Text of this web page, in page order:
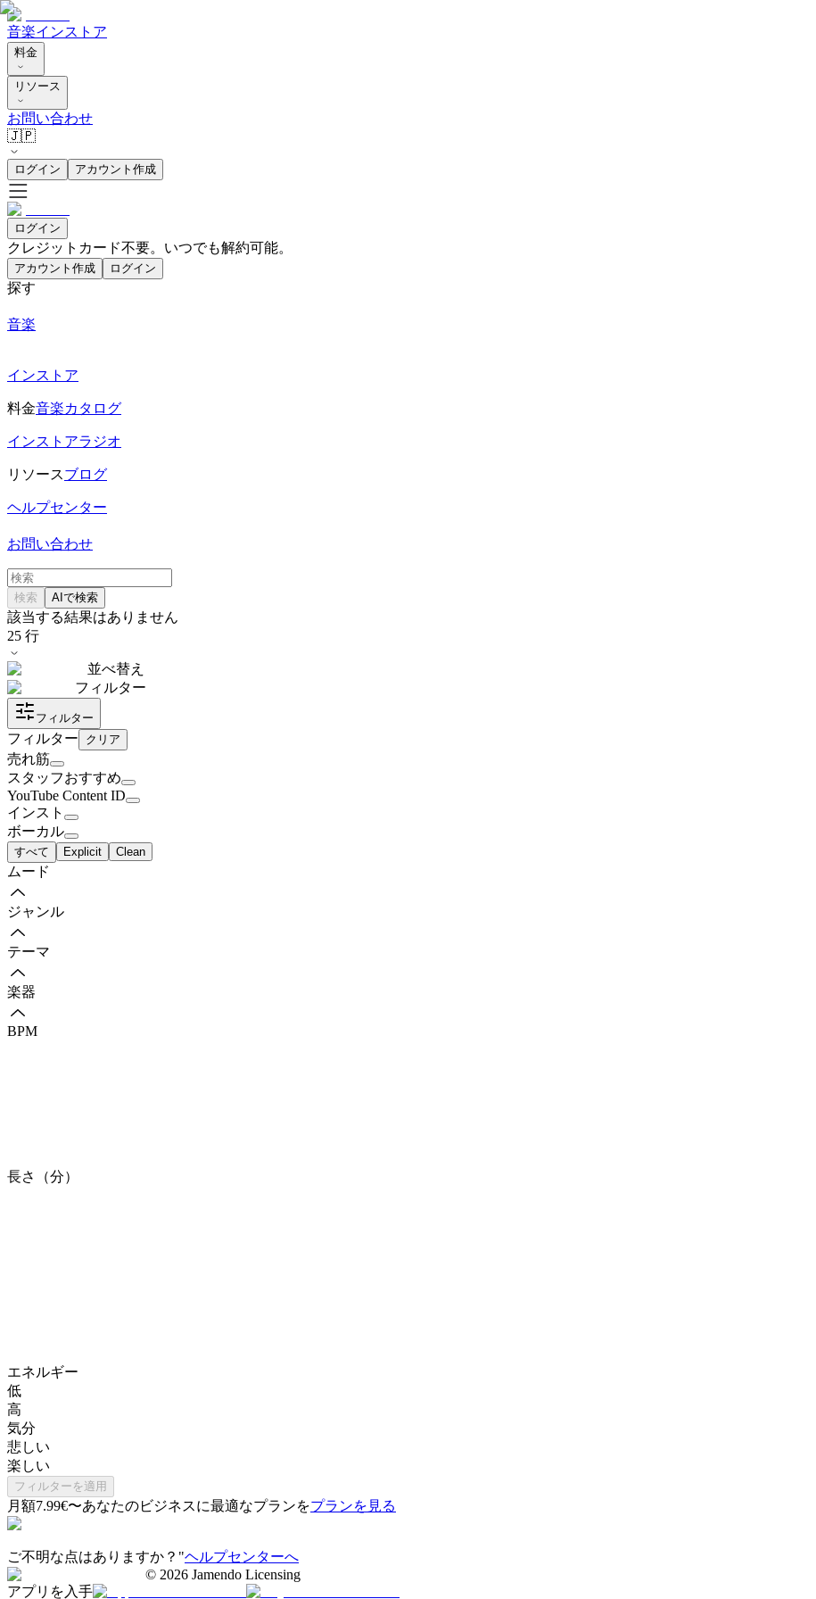
音楽インストア
料金
リソース
お問い合わせ
🇯🇵
ログイン アカウント作成
ログイン
クレジットカード不要。いつでも解約可能。
アカウント作成 ログイン
探す
音楽
インストア
料金音楽カタログ
インストアラジオ
リソースブログ
ヘルプセンター
お問い合わせ
検索 AIで検索
該当する結果はありません
25 行
並べ替え
フィルター
フィルター
フィルター クリア
売れ筋
スタッフおすすめ
YouTube Content ID
インスト
ボーカル
すべて Explicit Clean
ムード
ジャンル
テーマ
楽器
BPM
長さ（分）
エネルギー
低
高
気分
悲しい
楽しい
フィルターを適用
月額7.99€〜あなたのビジネスに最適なプランをプランを見る
ご不明な点はありますか？"ヘルプセンターへ
© 2026 Jamendo Licensing
アプリを入手